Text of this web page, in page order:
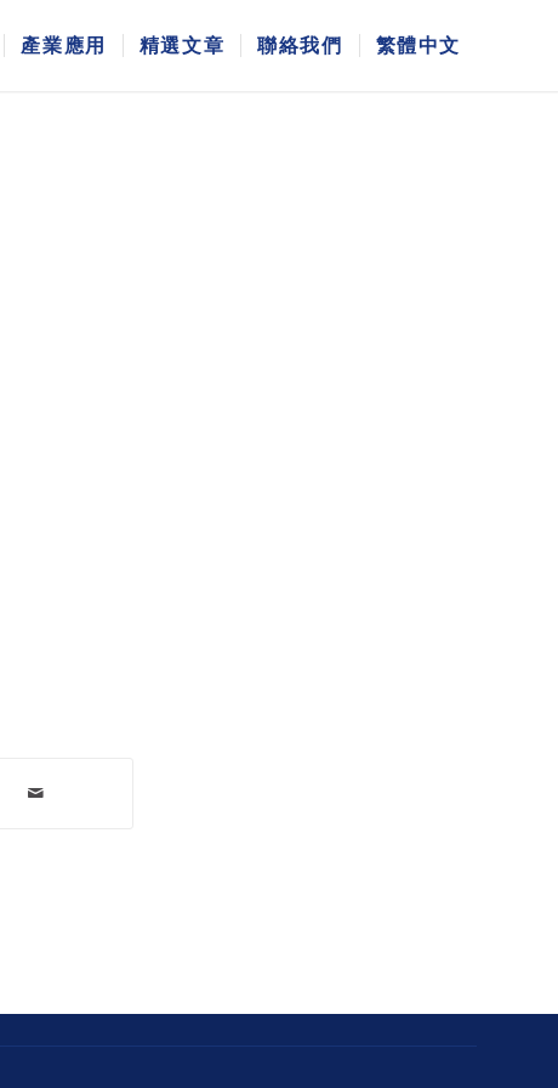
產業應用 精選文章 聯絡我們 繁體中文